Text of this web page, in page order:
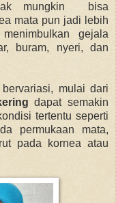
mungkin bisa
mata pun jadi lebih
gejala
buram, nyeri, dan
mulai dari
dapat semakin
tertentu seperti
permukaan mata,
pada kornea atau